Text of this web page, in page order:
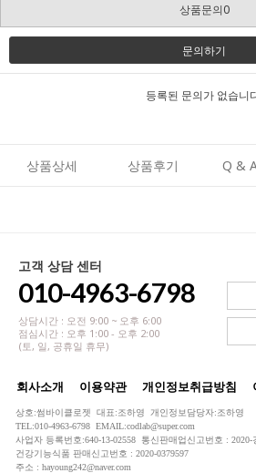
상품문의0
문의하기
등록된 문의가 없습니
상품상세 상품후기 Q &
고객 상담 센터
010-4963-6798
상담시간 : 오전 9:00 ~ 오후 6:00
점심시간 : 오후 1:00 - 오후 2:00
(토, 일, 공휴일 휴무)
회사소개 이용약관 개인정보취급방침
상호:썸바이클로젯 대표:조하영 개인정보담당자:조하영
TEL:010-4963-6798 EMAIL:codlab@super.com
사업자 등록번호:640-13-02558 통신판매업신고번호 : 2020-
건강기능식품 판매신고번호 : 2020-0379597
주소 : hayoung242@naver.com